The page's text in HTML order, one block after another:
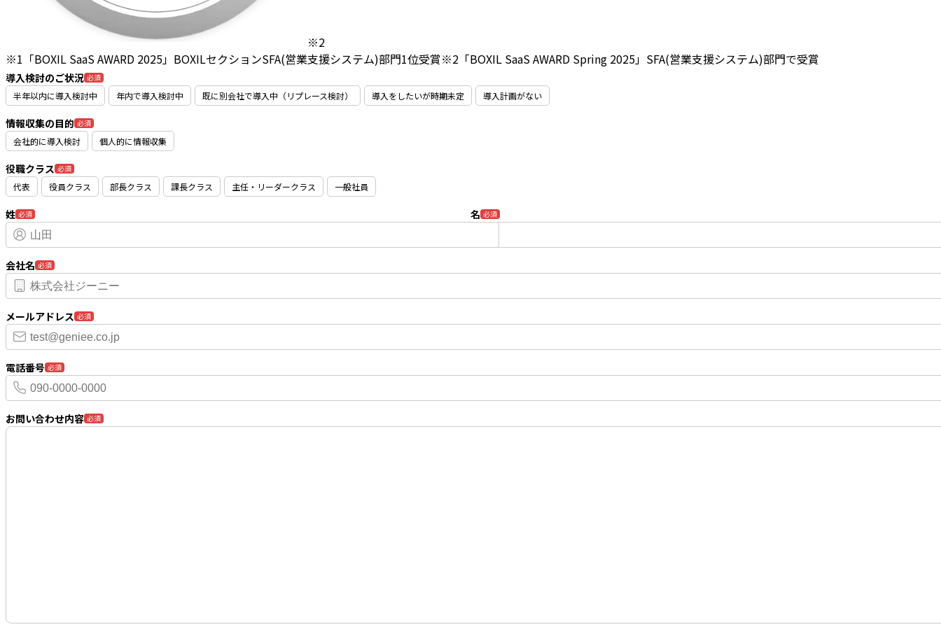
※2
※1「BOXIL SaaS AWARD 2025」BOXILセクションSFA(営業支援システム)部門1位受賞※2「BOXIL SaaS AWARD Spring 2025」SFA(営業支援システム)部門で受賞
導入検討のご状況 必須
半年以内に導入検討中 年内で導入検討中 既に別会社で導入中（リプレース検討） 導入をしたいが時期未定 導入計画がない
情報収集の目的 必須
会社的に導入検討 個人的に情報収集
役職クラス 必須
代表 役員クラス 部長クラス 課長クラス 主任・リーダークラス 一般社員
姓 必須 名 必須
会社名 必須
メールアドレス 必須
電話番号 必須
お問い合わせ内容 必須